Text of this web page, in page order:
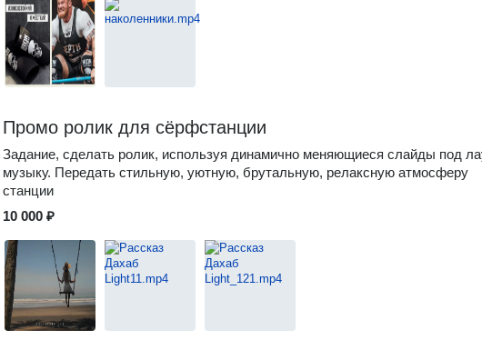
Промо ролик для сёрфстанции
Задание, сделать ролик, используя динамично меняющиеся слайды под
музыку. Передать стильную, уютную, брутальную, релаксную атмосферу
станции
10 000 ₽